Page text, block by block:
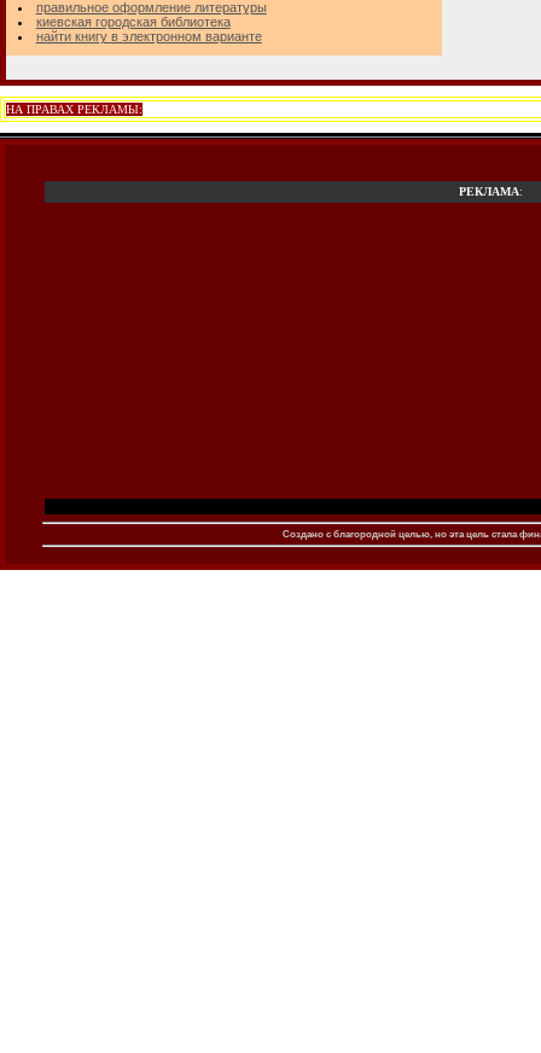
правильное оформление литературы
киевская городская библиотека
найти книгу в электронном варианте
НА ПРАВАХ РЕКЛАМЫ:
РЕКЛАМА:
Создано c благородной целью, но эта цель стала